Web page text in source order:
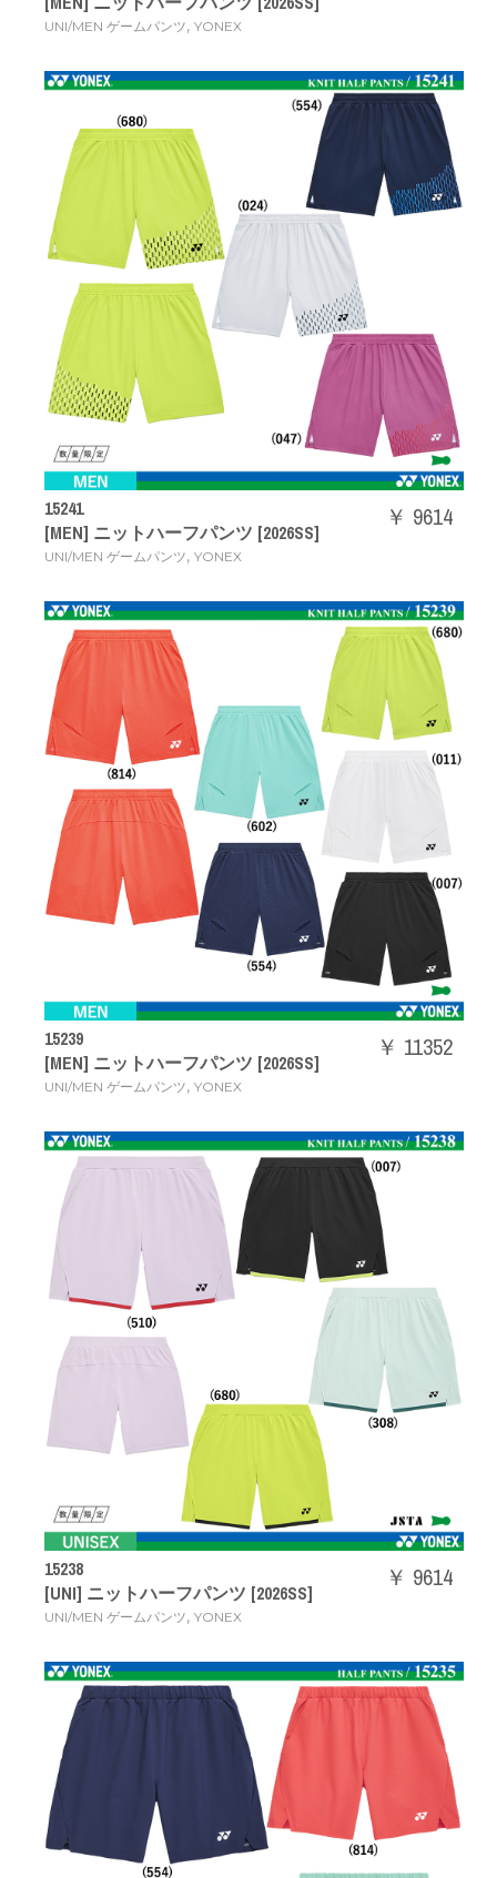
UNI/MEN ゲームパンツ, YONEX
15241
[MEN] ニットハーフパンツ [2026SS]
UNI/MEN ゲームパンツ, YONEX
￥ 9614
15239
[MEN] ニットハーフパンツ [2026SS]
UNI/MEN ゲームパンツ, YONEX
￥ 11352
15238
[UNI] ニットハーフパンツ [2026SS]
UNI/MEN ゲームパンツ, YONEX
￥ 9614